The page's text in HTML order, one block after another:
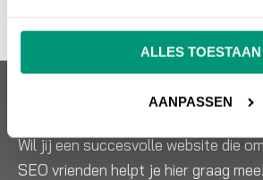
ALLES TOESTAAN
AANPASSEN
Over SEO vrienden
Wil jij een succesvolle website die
SEO vrienden helpt je hier graag